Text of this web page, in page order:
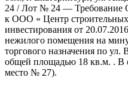
24 / Лот № 24 —
к ООО « Центр
инвестирования от
нежилого помещения на
торгового назначения по ул.
общей площадью 18 кв.м. . В
место № 27).